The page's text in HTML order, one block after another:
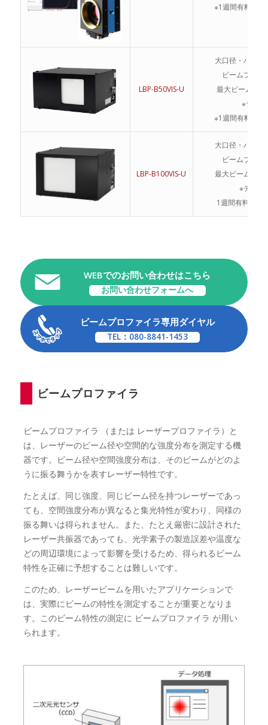
※1週間有料レン
LBP-B50VIS-U
大口径・ハイパ
ビームプロフ
最大ビーム径
※デモ機
※1週間有料レン
LBP-B100VIS-U
大口径・ハイパ
ビームプロフ
最大ビーム径
※デモ機
1週間有料レン
WEBでのお問い合わせはこちら
お問い合わせフォームへ
ビームプロファイラ専用ダイヤル
TEL：080-8841-1453
ビームプロファイラ
ビームプロファイラ （または レーザープロファイラ）と
は、レーザーのビーム径や空間的な強度分布を測定する機
器です。ビーム径や空間強度分布は、そのビームがどのよ
うに振る舞うかを表すレーザー特性です。
たとえば、同じ強度、同じビーム径を持つレーザーであっ
ても、空間強度分布が異なると集光特性が変わり、同様の
振る舞いは得られません。また、たとえ厳密に設計された
レーザー共振器であっても、光学素子の製造誤差や温度な
どの周辺環境によって影響を受けるため、得られるビーム
特性を正確に予想することは難しいです。
このため、レーザービームを用いたアプリケーションで
は、実際にビームの特性を測定することが重要となりま
す。このビーム特性の測定に ビームプロファイラ が用い
られます。